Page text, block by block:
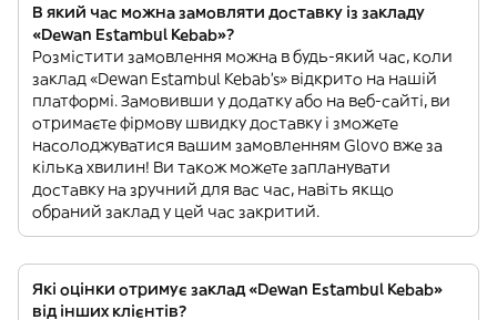
В який час можна замовляти доставку із закладу
«Dewan Estambul Kebab»?
Розмістити замовлення можна в будь-який час, коли
заклад «Dewan Estambul Kebab’s» відкрито на нашій
платформі. Замовивши у додатку або на веб-сайті, ви
отримаєте фірмову швидку доставку і зможете
насолоджуватися вашим замовленням Glovo вже за
кілька хвилин! Ви також можете запланувати
доставку на зручний для вас час, навіть якщо
обраний заклад у цей час закритий.
Які оцінки отримує заклад «Dewan Estambul Kebab»
від інших клієнтів?